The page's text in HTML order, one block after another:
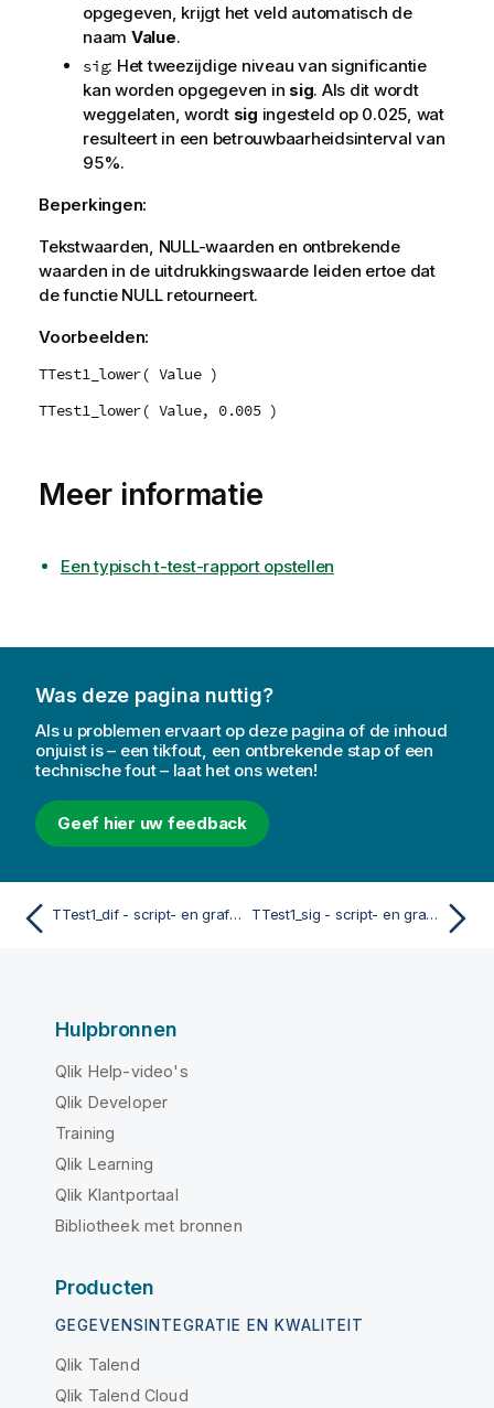
opgegeven, krijgt het veld automatisch de
naam Value.
sig: Het tweezijdige niveau van significantie
kan worden opgegeven in sig. Als dit wordt
weggelaten, wordt sig ingesteld op 0.025, wat
resulteert in een betrouwbaarheidsinterval van
95%.
Beperkingen:
Tekstwaarden, NULL-waarden en ontbrekende
waarden in de uitdrukkingswaarde leiden ertoe dat
de functie NULLretourneert.
Voorbeelden:
TTest1_lower( Value )
TTest1_lower( Value, 0.005 )
Meer informatie
Een typisch t-test-rapport opstellen
Was deze pagina nuttig?
Als u problemen ervaart op deze pagina of de inhoud
onjuist is – een tikfout, een ontbrekende stap of een
technische fout – laat het ons weten!
Geef hier uw feedback
TTest1_dif - script- en grafiekfunctie TTest1_sig - script- en grafiekfunctie
Hulpbronnen
Qlik Help-video's
Qlik Developer
Training
Qlik Learning
Qlik Klantportaal
Bibliotheek met bronnen
Producten
GEGEVENSINTEGRATIE EN KWALITEIT
Qlik Talend
Qlik Talend Cloud